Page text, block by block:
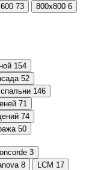
73 800х800 6
154
52
146
71
74
50
3
8 LCM 17